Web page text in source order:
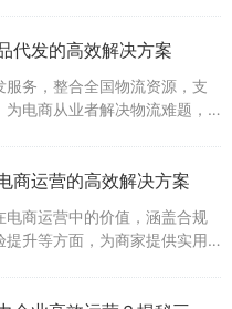
代发的高效解决方案
务，整合全国物流资源，支
电商从业者解决物流难题，
商运营的高效解决方案
商运营中的价值，涵盖合规
升等方面，为商家提供实用